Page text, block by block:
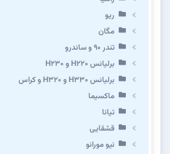
ریو
مگان
تندر ۹۰ و ساندرو
برلیانس H220 و H230
برلیانس H330 و H320 و کراس
ماکسیما
تیانا
قشقایی
نیو مورانو